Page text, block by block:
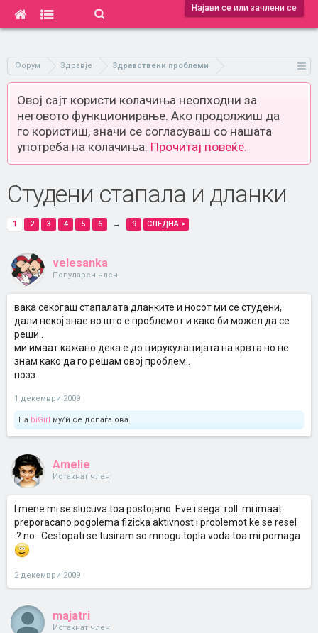
Најави се или зачлени се
Форум Здравје Здравствени проблеми
Овој сајт користи колачиња неопходни за
неговото функционирање. Ако продолжиш да
го користиш, значи се согласуваш со нашата
употреба на колачиња. Прочитај повеќе.
Студени стапала и дланки
1 2 3 4 5 6 → 9 СЛЕДНА >
velesanka
Популарен член
вака секогаш стапалата дланките и носот ми се студени,
дали некој знае во што е проблемот и како би можел да се
реши..
ми имаат кажано дека е до цирукулацијата на крвта но не
знам како да го решам овој проблем..
позз
1 декември 2009
На biGirl му/ѝ се допаѓа ова.
Amelie
Истакнат член
I mene mi se slucuva toa postojano. Eve i sega :roll: mi imaat
preporacano pogolema fizicka aktivnost i problemot ke se resel
:? no...Cestopati se tusiram so mnogu topla voda toa mi pomaga
2 декември 2009
majatri
Истакнат член